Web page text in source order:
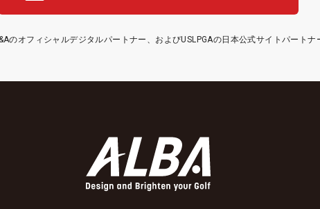
のオフィシャルデジタルパートナー、およびUSLPGAの日本公式サイトパートナ